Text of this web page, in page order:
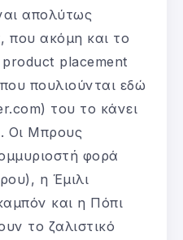
απολύτως
που ακόμη και το
placement
πουλιούνται εδώ
του το κάνει
Οι Μπρους
φορά
η Έμιλι
και η Πόπι
το ζαλιστικό